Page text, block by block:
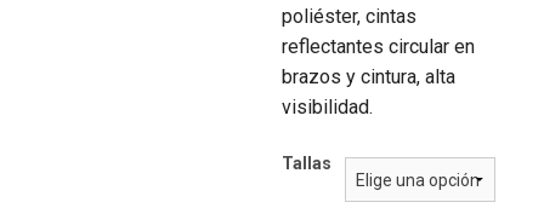
poliéster, cintas
reflectantes circular en
brazos y cintura, alta
visibilidad.
Tallas